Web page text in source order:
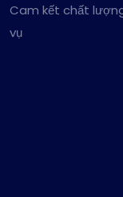
Cam kết chất
vụ